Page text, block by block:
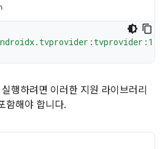
행하려면 이러한 지원 라이브러리
함해야 합니다.